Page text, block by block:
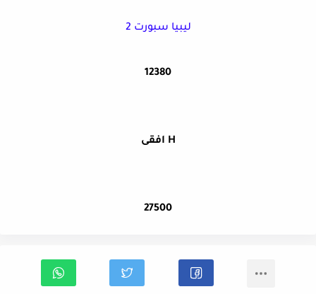
ليبيا سبورت 2
12380
H افقى
27500